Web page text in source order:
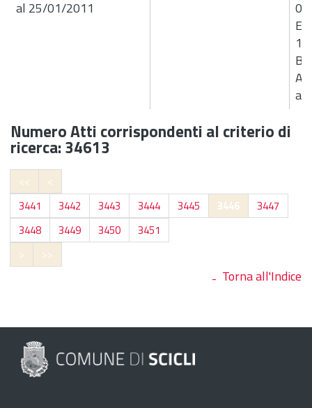
al 25/01/2011
Numero Atti corrispondenti al criterio di
ricerca: 34613
<<
<
3441
3442 3443 3444 3445 3446
3447
3448
3449 3450
3451
>
>>
Torna all'Indice